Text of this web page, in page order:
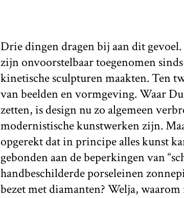
Drie dingen dragen bij aan dit
zijn onvoorstelbaar toegenomen
kinetische sculpturen maakten. Ten
van beelden en vormgeving. Waar
zetten, is design nu zo algemeen
modernistische kunstwerken zijn.
opgerekt dat in principe alles kunst
gebonden aan de beperkingen van
handbeschilderde porseleinen
bezet met diamanten? Welja, waarom